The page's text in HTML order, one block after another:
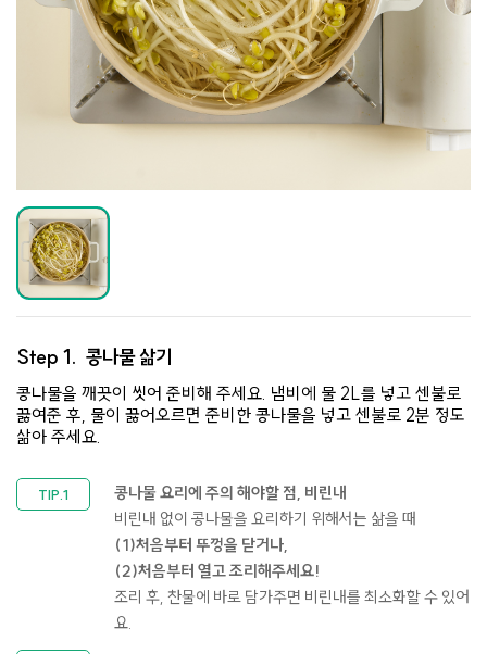
Step 1. 콩나물 삶기
콩나물을 깨끗이 씻어 준비해 주세요. 냄비에 물 2L를 넣고 센불로
끓여준 후, 물이 끓어오르면 준비한 콩나물을 넣고 센불로 2분 정도
삶아 주세요.
콩나물 요리에 주의 해야할 점, 비린내
비린내 없이 콩나물을 요리하기 위해서는 삶을 때
(1)처음부터 뚜껑을 닫거나,
(2)처음부터 열고 조리해주세요!​
조리 후, 찬물에 바로 담가주면 비린내를 최소화할 수 있어
요.